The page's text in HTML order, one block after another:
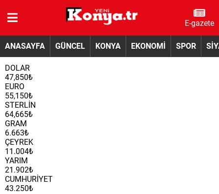
E-gazete
ANASAYFA GÜNCEL KONYA EKONOMİ SPOR
DOLAR
47,850₺
EURO
55,150₺
STERLİN
64,665₺
GRAM
6.663₺
ÇEYREK
11.004₺
YARIM
21.902₺
CUMHURİYET
43.250₺